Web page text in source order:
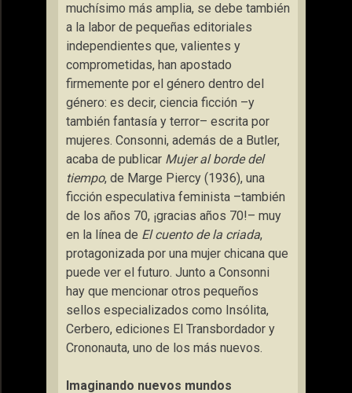
muchísimo más amplia, se debe también
a la labor de pequeñas editoriales
independientes que, valientes y
comprometidas, han apostado
firmemente por el género dentro del
género: es decir, ciencia ficción –y
también fantasía y terror– escrita por
mujeres. Consonni, además de a Butler,
acaba de publicar Mujer al borde del
tiempo, de Marge Piercy (1936), una
ficción especulativa feminista –también
de los años 70, ¡gracias años 70!– muy
en la línea de El cuento de la criada,
protagonizada por una mujer chicana que
puede ver el futuro. Junto a Consonni
hay que mencionar otros pequeños
sellos especializados como Insólita,
Cerbero, ediciones El Transbordador y
Crononauta, uno de los más nuevos.
Imaginando nuevos mundos